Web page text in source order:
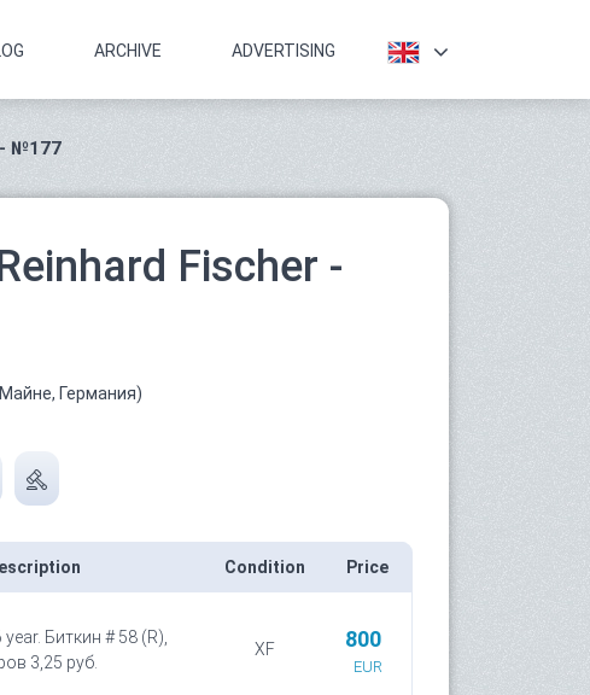
ARCHIVE ADVERTISING
- №177
Fischer -
Германия)
Condition Price
Биткин # 58 (R),
3,25 руб.
XF 800
EUR